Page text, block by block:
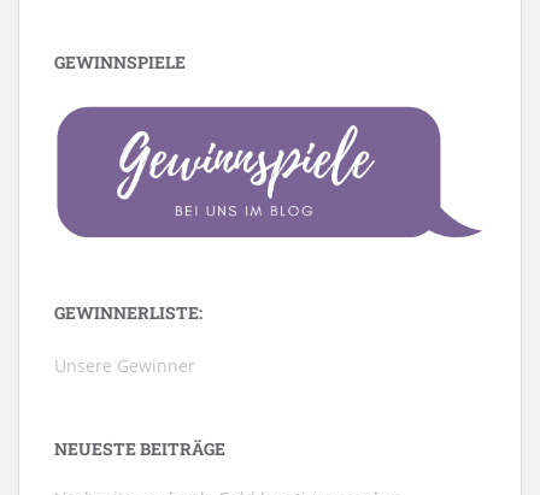
GEWINNSPIELE
GEWINNERLISTE:
Unsere Gewinner
NEUESTE BEITRÄGE